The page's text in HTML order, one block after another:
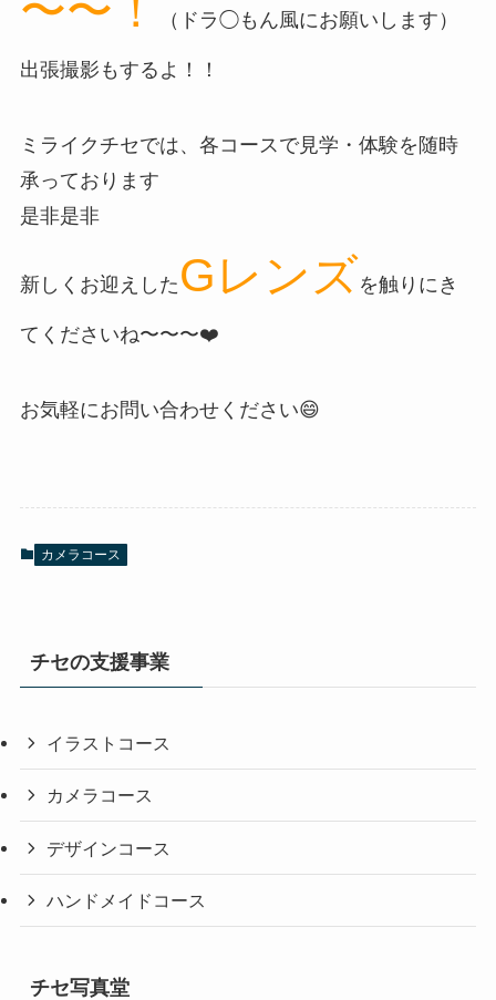
〜〜！ （ドラ◯もん風にお願いします）
出張撮影もするよ！！
ミライクチセでは、各コースで見学・体験を随時
承っております
是非是非
新しくお迎えした Gレンズを触りにき
てくださいね〜〜〜❤️
お気軽にお問い合わせください😄
カメラコース
チセの支援事業
イラストコース
カメラコース
デザインコース
ハンドメイドコース
チセ写真堂